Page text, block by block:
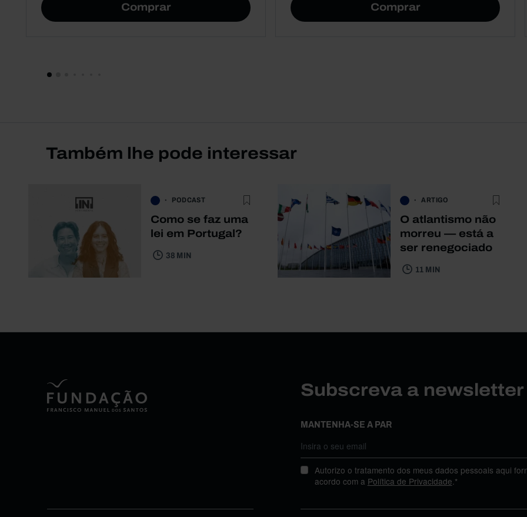
Comprar Comprar
Também lhe pode interessar
PODCAST
Como se faz uma
lei em Portugal?
38 MIN
ARTIGO
O atlantismo não
morreu — está a
ser renegociado
11 MIN
Subscreva a
MANTENHA-SE A PAR
Autorizo o tratamento dos meus dados pessoais aqui
acordo com a Política de Privacidade .*